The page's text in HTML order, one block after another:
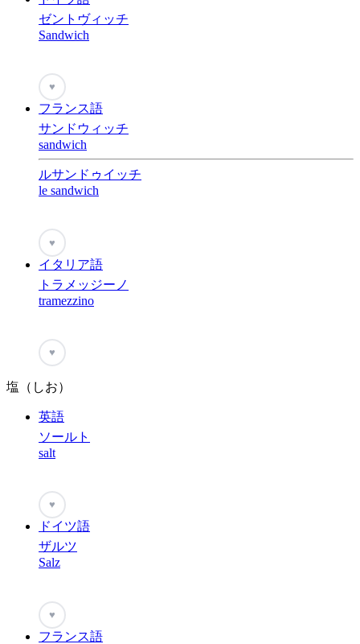
ゼントヴィッチ
Sandwich
♥
フランス語
サンドウィッチ
sandwich
ルサンドゥイッチ
le sandwich
♥
イタリア語
トラメッジーノ
tramezzino
♥
塩（しお）
英語
ソールト
salt
♥
ドイツ語
ザルツ
Salz
♥
フランス語